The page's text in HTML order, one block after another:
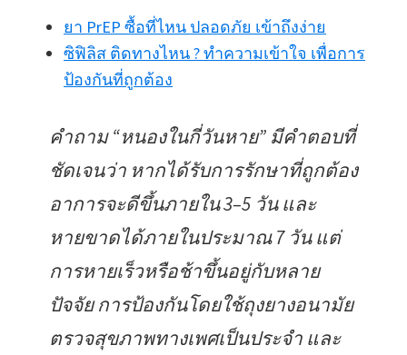
ยา PrEP ซื้อที่ไหน ปลอดภัย เข้าถึงง่าย
ซิฟิลิส ติดทางไหน ? ทำความเข้าใจ เพื่อการ
ป้องกันที่ถูกต้อง
คำถาม “หนองในกี่วันหาย” มีคำตอบที่
ชัดเจนว่า หากได้รับการรักษาที่ถูกต้อง
อาการจะดีขึ้นภายใน 3–5 วัน และ
หายขาดได้ภายในประมาณ 7 วัน แต่
การหายเร็วหรือช้าขึ้นอยู่กับหลาย
ปัจจัย การป้องกันโดยใช้ถุงยางอนามัย
ตรวจสุขภาพทางเพศเป็นประจำ และ